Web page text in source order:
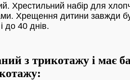
набір для
Хрещення дитини завжди
до 40 днів.
з трикотажу і має